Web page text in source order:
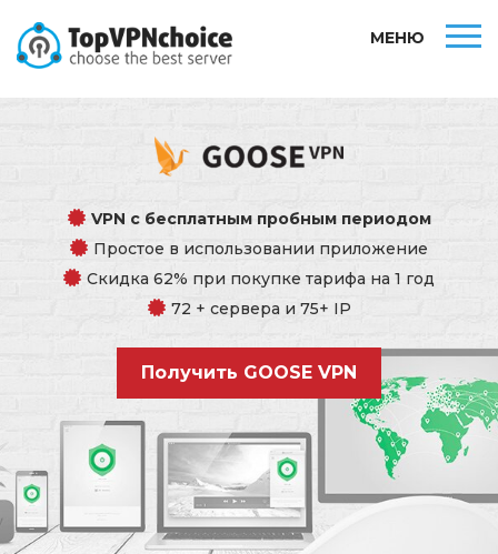
МЕНЮ
VPN c бесплатным пробным периодом
Простое в использовании приложение
Скидка 62% при покупке тарифа на 1 год
72 + сервера и 75+ IP
Получить GOOSE VPN